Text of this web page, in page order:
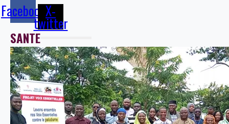
FacebookX-
twitter
SANTE